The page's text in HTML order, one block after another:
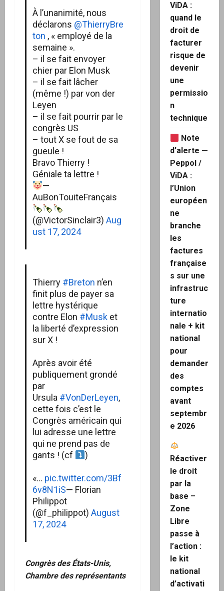
À l’unanimité, nous
déclarons @ThierryBre
ton , « employé de la
semaine ».
– il se fait envoyer
chier par Elon Musk
– il se fait lâcher
(même !) par von der
Leyen
– il se fait pourrir par le
congrès US
– tout X se fout de sa
gueule !
Bravo Thierry !
Géniale ta lettre !
—
AuBonTouiteFrançais
(@VictorSinclair3) Aug
ust 17, 2024
Thierry #Breton n’en
finit plus de payer sa
lettre hystérique
contre Elon #Musket
la liberté d’expression
sur X !
Après avoir été
publiquement grondé
par
Ursula #VonDerLeyen,
cette fois c’est le
Congrès américain qui
lui adresse une lettre
qui ne prend pas de
gants ! (cf
)
«… pic.twitter.com/3Bf
6v8N1iS— Florian
Philippot
(@f_philippot) August
17, 2024
Congrès des États-Unis,
Chambre des représentants
ViDA :
quand le
droit de
facturer
risque de
devenir
une
permissio
n
technique
Note
d’alerte —
Peppol /
ViDA :
l’Union
européen
ne
branche
les
factures
française
s sur une
infrastruc
ture
internatio
nale + kit
national
pour
demander
des
comptes
avant
septembr
e 2026
Réactiver
le droit
par la
base –
Zone
Libre
passe à
l’action :
le kit
national
d’activati